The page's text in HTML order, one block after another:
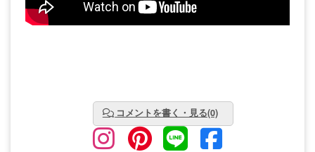
コメントを書く・見る(0)